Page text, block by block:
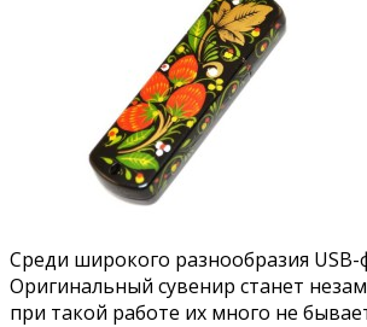
Среди широкого разнообразия
Оригинальный сувенир станет
при такой работе их много не